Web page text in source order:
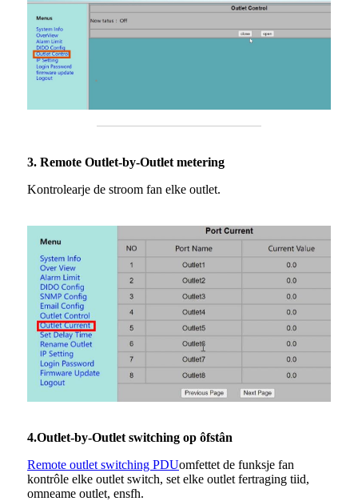
3. Remote Outlet-by-Outlet metering
Kontrolearje de stroom fan elke outlet.
4.Outlet-by-Outlet switching op ôfstân
Remote outlet switching PDUomfettet de funksje fan
kontrôle elke outlet switch, set elke outlet fertraging tiid,
omneame outlet, ensfh.